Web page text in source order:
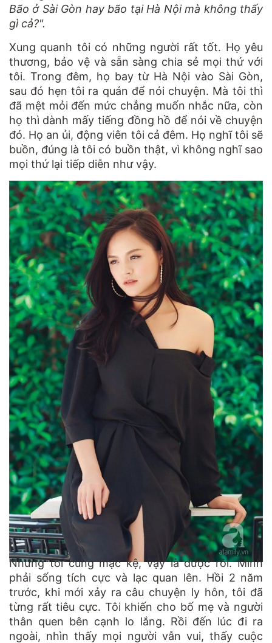
Bão ở Sài Gòn hay bão tại Hà Nội mà không thấy
gì cả?".
Xung quanh tôi có những người rất tốt. Họ yêu
thương, bảo vệ và sẵn sàng chia sẻ mọi thứ với
tôi. Trong đêm, họ bay từ Hà Nội vào Sài Gòn,
sau đó hẹn tôi ra quán để nói chuyện. Mà tôi thì
đã mệt mỏi đến mức chẳng muốn nhắc nữa, còn
họ thì dành mấy tiếng đồng hồ để nói về chuyện
đó. Họ an ủi, động viên tôi cả đêm. Họ nghĩ tôi sẽ
buồn, đúng là tôi có buồn thật, vì không nghĩ sao
mọi thứ lại tiếp diễn như vậy.
Nhưng tôi cũng mặc kệ, vậy là được rồi. Mình
phải sống tích cực và lạc quan lên. Hồi 2 năm
trước, khi mới xảy ra câu chuyện ly hôn, tôi đã
từng rất tiêu cực. Tôi khiến cho bố mẹ và người
thân quen bên cạnh lo lắng. Rồi đến lúc đi ra
ngoài, nhìn thấy mọi người vẫn vui, thấy cuộc